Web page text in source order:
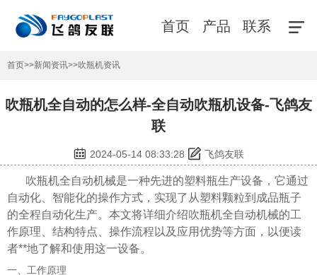
首页 产品 联系
首页>>新闻资讯>>吹瓶机资讯
吹瓶机全自动的怎么样-全自动吹瓶机设备-飞鸽友
联
2024-05-14 08:33:28 飞鸽友联
吹瓶机全自动机械是一种先进的塑料瓶生产设备，它通过
自动化、智能化的操作方式，实现了从塑料颗粒到成品瓶子
的全程自动化生产。本文将详细介绍吹瓶机全自动机械的工
作原理、结构特点、操作流程以及应用优势等方面，以便读
者**地了解和使用这一设备。
一、工作原理